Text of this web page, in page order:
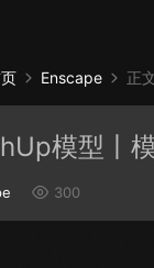
Enscape 正
模型丨
300